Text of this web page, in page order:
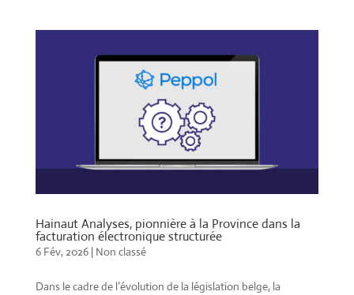
Hainaut Analyses, pionnière à la Province dans la
facturation électronique structurée
6 Fév, 2026| Non classé
Dans le cadre de l’évolution de la législation belge, la